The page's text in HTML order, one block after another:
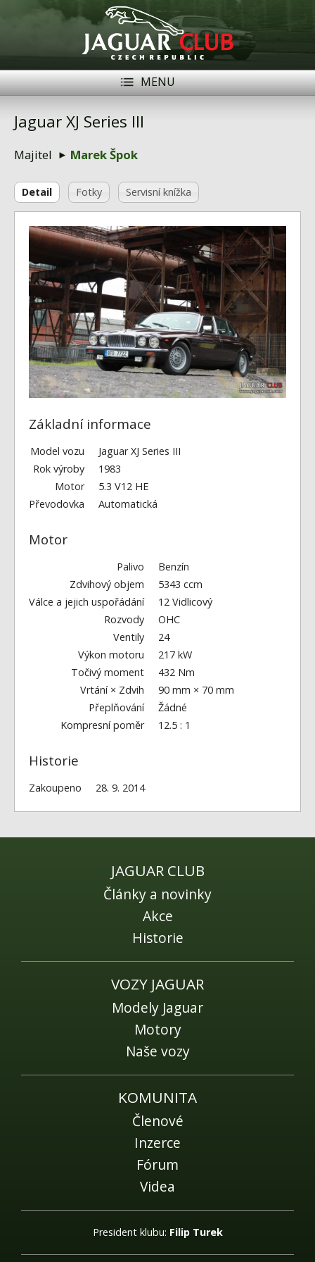
MENU
Členové
Naše vozy
Akce
Inzerce
Fórum
Videa
Kontakt
Jaguar XJ Series III
Majitel Marek Špok
Detail Fotky Servisní knížka
Základní informace
Model vozu
Jaguar XJ Series III
Rok výroby
1983
Motor
5.3 V12 HE
Převodovka
Automatická
Motor
Palivo
Benzín
Zdvihový objem
5343 ccm
Válce a jejich uspořádání
12 Vidlicový
Rozvody
OHC
Ventily
24
Výkon motoru
217 kW
Točivý moment
432 Nm
Vrtání × Zdvih
90 mm × 70 mm
Přeplňování
Žádné
Kompresní poměr
12.5 : 1
Historie
Zakoupeno 28. 9. 2014
JAGUAR CLUB
Články a novinky
Akce
Historie
VOZY JAGUAR
Modely Jaguar
Motory
Naše vozy
KOMUNITA
Členové
Inzerce
Fórum
Videa
President klubu: Filip Turek